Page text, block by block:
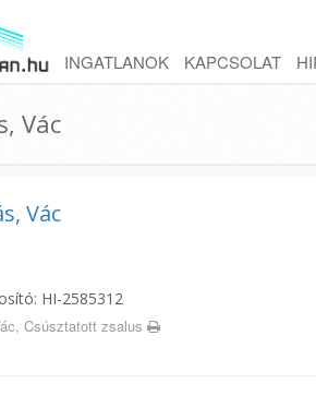
INGATLANOK KAPCSOLAT
Vác
Vác
HI-2585312
Csúsztatott zsalus